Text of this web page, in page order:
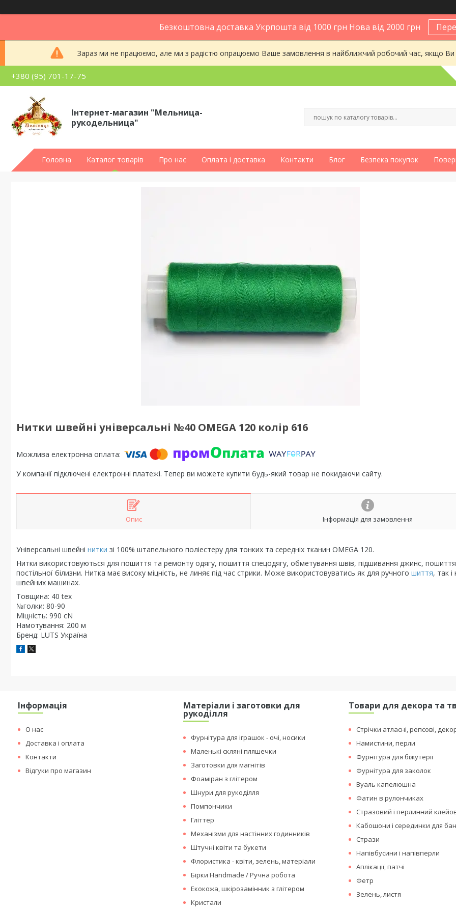
Безкоштовна доставка Укрпошта від 1000 грн Нова від 2000 грн
Зараз ми не працюємо, але ми з радістю опрацюємо Ваше замовлення в найближчий робочий час, якщо
+380 (95) 701-17-75
Інтернет-магазин "Мельница-
рукодельница"
Головна Каталог товарів Про нас Оплата і доставка Контакти Блог Безпека покупок
Нитки швейні універсальні №40 OMEGA 120 колір 616
У компанії підключені електронні платежі. Тепер ви можете купити будь-який товар не покидаючи сайту.
Опис Інформація для замовлення
Універсальні швейні нитки зі 100% штапельного поліестеру для тонких та середніх тканин OMEGA 120.
Нитки використовуються для пошиття та ремонту одягу, пошиття спецодягу, обметування швів, підшивання джинс, пошиття
постільної білизни. Нитка має високу міцність, не линяє під час стрики. Може використовуватись як для ручного шиття, так і
швейних машинах.
Товщина: 40 tex
№голки: 80-90
Міцність: 990 сN
Намотування: 200 м
Бренд: LUTS Україна
Інформація
О нас
Доставка і оплата
Контакти
Відгуки про магазин
Матеріали і заготовки для
рукоділля
Фурнітура для іграшок - очі, носики
Маленькі скляні пляшечки
Заготовки для магнітів
Фоаміран з глітером
Шнури для рукоділля
Помпончики
Гліттер
Механізми для настінних годинників
Штучні квіти та букети
Флористика - квіти, зелень, матеріали
Бірки Handmade / Ручна робота
Екокожа, шкірозамінник з глітером
Кристали
Товари для декора та
Стрічки атласні, репсові,
Намистини, перли
Фурнітура для біжутерії
Фурнітура для заколок
Вуаль капелюшна
Фатин в рулончиках
Стразовий і перлинний
Кабошони і серединки для
Стрази
Напівбусини і напівперли
Аплікації, патчі
Фетр
Зелень, листя